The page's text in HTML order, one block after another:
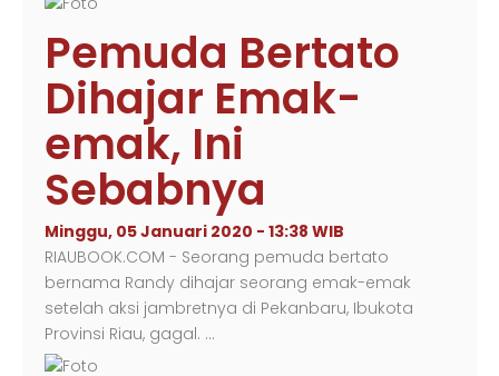
Pemuda Bertato
Dihajar Emak-
emak, Ini
Sebabnya
Minggu, 05 Januari 2020 - 13:38 WIB
RIAUBOOK.COM - Seorang pemuda bertato
bernama Randy dihajar seorang emak-emak
setelah aksi jambretnya di Pekanbaru, Ibukota
Provinsi Riau, gagal. …